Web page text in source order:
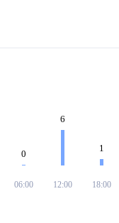
0
06:00
6
12:00
1
18:00